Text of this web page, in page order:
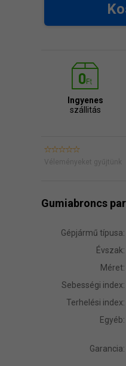
Ingyenes
szállitás
Véleményeket gyűjtünk
Gumiabroncs
Gépjármű típusa:
Évszak:
Méret:
Sebességi index:
Terhelési index:
Egyéb:
Garancia: